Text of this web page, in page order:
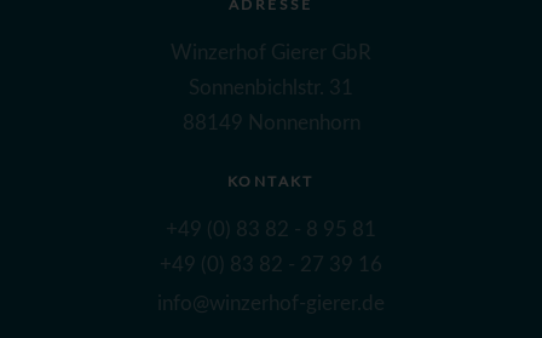
ADRESSE
Winzerhof Gierer GbR
Sonnenbichlstr. 31
88149 Nonnenhorn
KONTAKT
+49 (0) 83 82 - 8 95 81
+49 (0) 83 82 - 27 39 16
info@winzerhof-gierer.de